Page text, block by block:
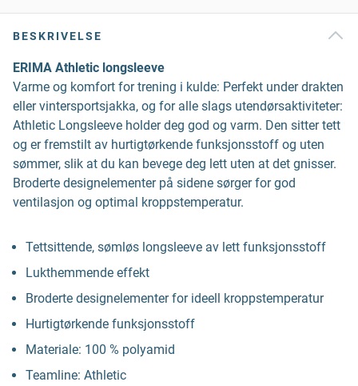
BESKRIVELSE
ERIMA Athletic longsleeve
Varme og komfort for trening i kulde: Perfekt under drakten
eller vintersportsjakka, og for alle slags utendørsaktiviteter:
Athletic Longsleeve holder deg god og varm. Den sitter tett
og er fremstilt av hurtigtørkende funksjonsstoff og uten
sømmer, slik at du kan bevege deg lett uten at det gnisser.
Broderte designelementer på sidene sørger for god
ventilasjon og optimal kroppstemperatur.
Tettsittende, sømløs longsleeve av lett funksjonsstoff
Lukthemmende effekt
Broderte designelementer for ideell kroppstemperatur
Hurtigtørkende funksjonsstoff
Materiale: 100 % polyamid
Teamline: Athletic